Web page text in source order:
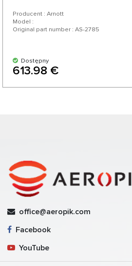
Producent : Arnott
Model :
Original part number : AS-2785
Dostępny
613.98 €
office@aeropik.com
Facebook
YouTube